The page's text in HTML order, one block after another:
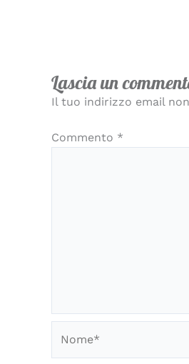
Lascia un
Il tuo indirizzo email
Commento *